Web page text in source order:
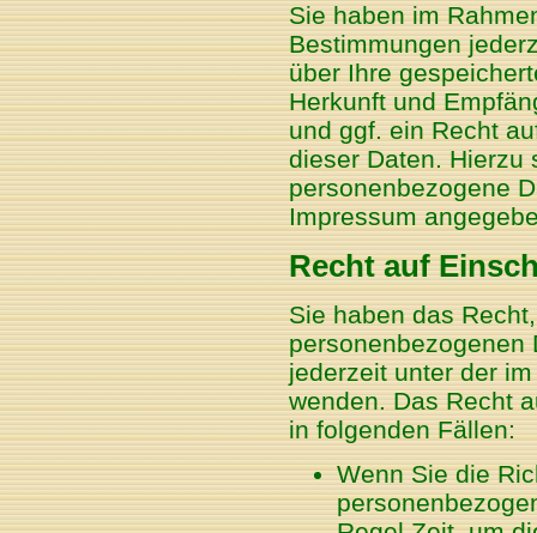
Sie haben im
Bestimmungen
über Ihre
Herkunft und
und ggf. ein Recht
dieser Daten. Hierzu
personenbezogene
Impressum
Recht auf
Sie haben das
personenbezogenen
jederzeit unter der
wenden. Das Recht
in folgenden Fällen:
Wenn Sie die